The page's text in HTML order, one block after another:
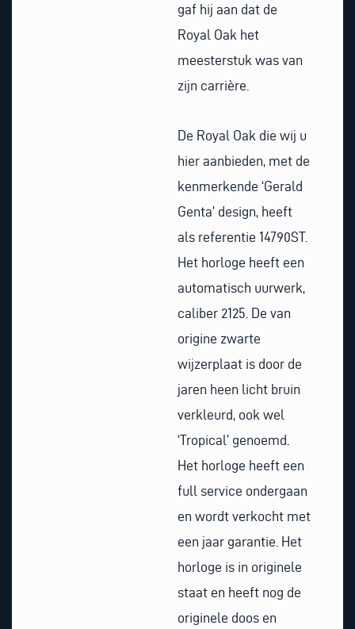
gaf hij aan dat de
Royal Oak het
meesterstuk was van
zijn carrière.
De Royal Oak die wij u
hier aanbieden, met de
kenmerkende ‘Gerald
Genta’ design, heeft
als referentie 14790ST.
Het horloge heeft een
automatisch uurwerk,
caliber 2125. De van
origine zwarte
wijzerplaat is door de
jaren heen licht bruin
verkleurd, ook wel
‘Tropical’ genoemd.
Het horloge heeft een
full service ondergaan
en wordt verkocht met
een jaar garantie. Het
horloge is in originele
staat en heeft nog de
originele doos en